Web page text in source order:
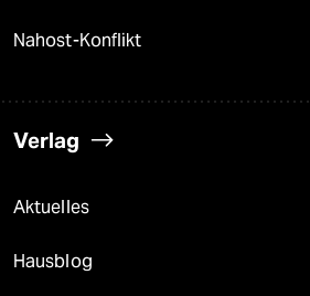
Nahost-Konflikt
Verlag
Aktuelles
Hausblog